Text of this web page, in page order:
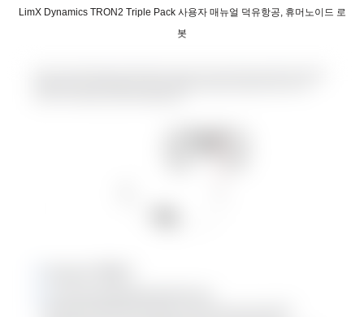
LimX Dynamics TRON2 Triple Pack 사용자 매뉴얼 덕유항공, 휴머노이드 로
봇